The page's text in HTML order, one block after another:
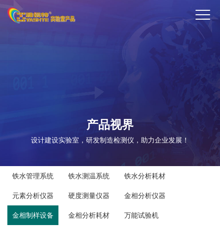
产品视界
设计建设实验室，研发制造检测仪，助力企业发展！
铁水管理系统 铁水测温系统 铁水分析耗材
元素分析仪器 硬度测量仪器 金相分析仪器
金相制样设备 金相分析耗材 万能试验机